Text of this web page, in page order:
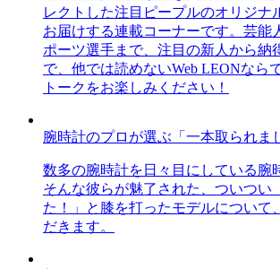
レクトした注目ピープルのオリジナ
お届けする連載コーナーです。芸能
ポーツ選手まで、注目の新人から納
で、他では読めないWeb LEONなら
トークをお楽しみください！
腕時計のプロが選ぶ「一本取られま
数多の腕時計を日々目にしている腕
そんな彼らが魅了された、ついつい
た！」と膝を打ったモデルについて
だきます。